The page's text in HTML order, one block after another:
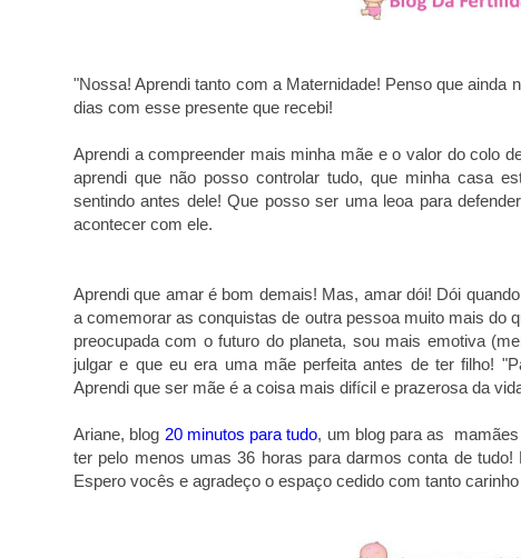
"Nossa! Aprendi tanto com a Maternidade! Penso que ainda
dias com esse presente que recebi!
Aprendi a compreender mais minha mãe e o valor do colo
aprendi que não posso controlar tudo, que minha casa
sentindo antes dele! Que posso ser uma leoa para
acontecer com ele.
Aprendi que amar é bom demais! Mas, amar dói! Dói
a comemorar as conquistas de outra pessoa muito mais do
preocupada com o futuro do planeta, sou mais emotiva
julgar e que eu era uma mãe perfeita antes de ter filho!
Aprendi que ser mãe é a coisa mais difícil e prazerosa da
Ariane, blog 20 minutos para tudo, um blog para as
ter pelo menos umas 36 horas para darmos conta de
Espero vocês e agradeço o espaço cedido com tanto